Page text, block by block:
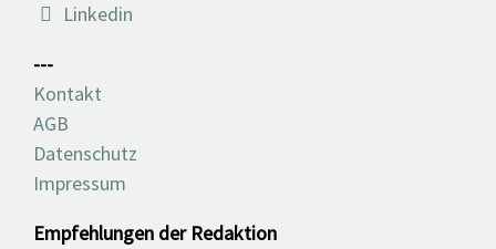
Linkedin
---
Kontakt
AGB
Datenschutz
Impressum
Empfehlungen der Redaktion